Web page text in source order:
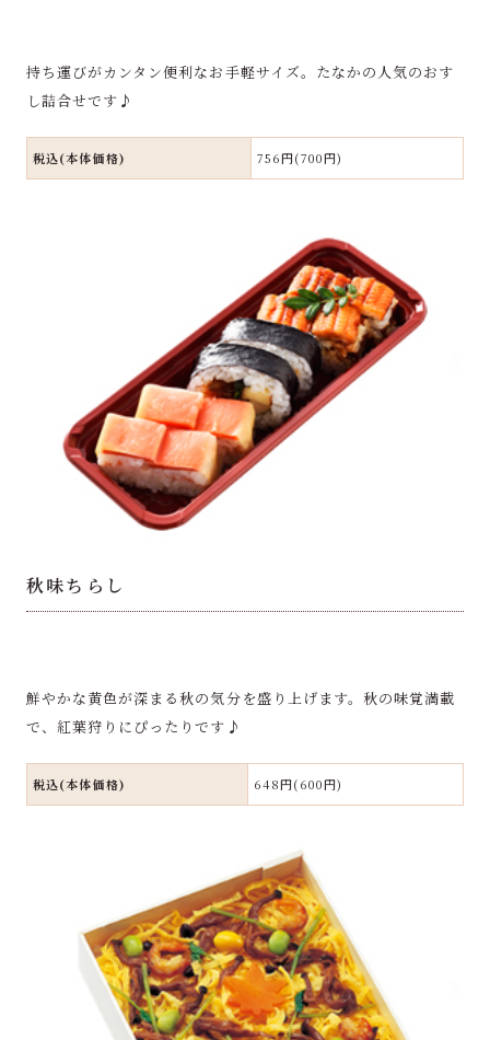
持ち運びがカンタン便利なお手軽サイズ。たなかの人気のおす
し詰合せです♪
税込(本体価格) 756円(700円)
秋味ちらし
鮮やかな黄色が深まる秋の気分を盛り上げます。秋の味覚満載
で、紅葉狩りにぴったりです♪
税込(本体価格) 648円(600円)